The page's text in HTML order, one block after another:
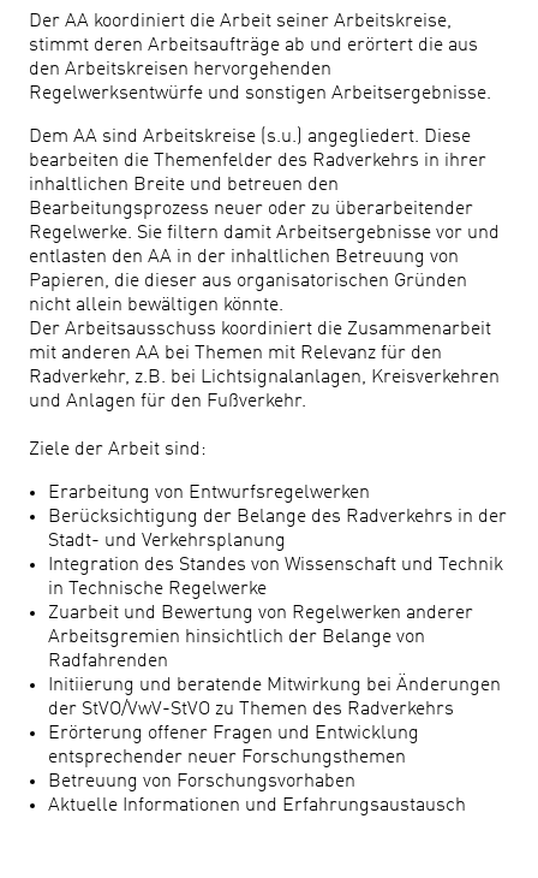
Der AA koordiniert die Arbeit seiner Arbeitskreise,
stimmt deren Arbeitsaufträge ab und erörtert die aus
den Arbeitskreisen hervorgehenden
Regelwerksentwürfe und sonstigen Arbeitsergebnisse.
Dem AA sind Arbeitskreise (s.u.) angegliedert. Diese
bearbeiten die Themenfelder des Radverkehrs in ihrer
inhaltlichen Breite und betreuen den
Bearbeitungsprozess neuer oder zu überarbeitender
Regelwerke. Sie filtern damit Arbeitsergebnisse vor und
entlasten den AA in der inhaltlichen Betreuung von
Papieren, die dieser aus organisatorischen Gründen
nicht allein bewältigen könnte.
Der Arbeitsausschuss koordiniert die Zusammenarbeit
mit anderen AA bei Themen mit Relevanz für den
Radverkehr, z.B. bei Lichtsignalanlagen, Kreisverkehren
und Anlagen für den Fußverkehr.
Ziele der Arbeit sind:
Erarbeitung von Entwurfsregelwerken
Berücksichtigung der Belange des Radverkehrs in der
Stadt- und Verkehrsplanung
Integration des Standes von Wissenschaft und Technik
in Technische Regelwerke
Zuarbeit und Bewertung von Regelwerken anderer
Arbeitsgremien hinsichtlich der Belange von
Radfahrenden
Initiierung und beratende Mitwirkung bei Änderungen
der StVO/VwV-StVO zu Themen des Radverkehrs
Erörterung offener Fragen und Entwicklung
entsprechender neuer Forschungsthemen
Betreuung von Forschungsvorhaben
Aktuelle Informationen und Erfahrungsaustausch